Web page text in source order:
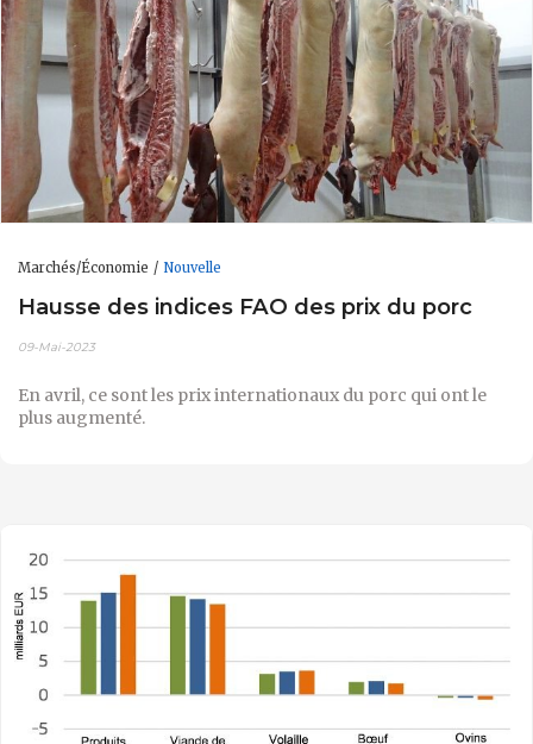
Marchés/Économie Nouvelle
Hausse des indices FAO des prix du porc
09-Mai-2023
En avril, ce sont les prix internationaux du porc qui ont le
plus augmenté.